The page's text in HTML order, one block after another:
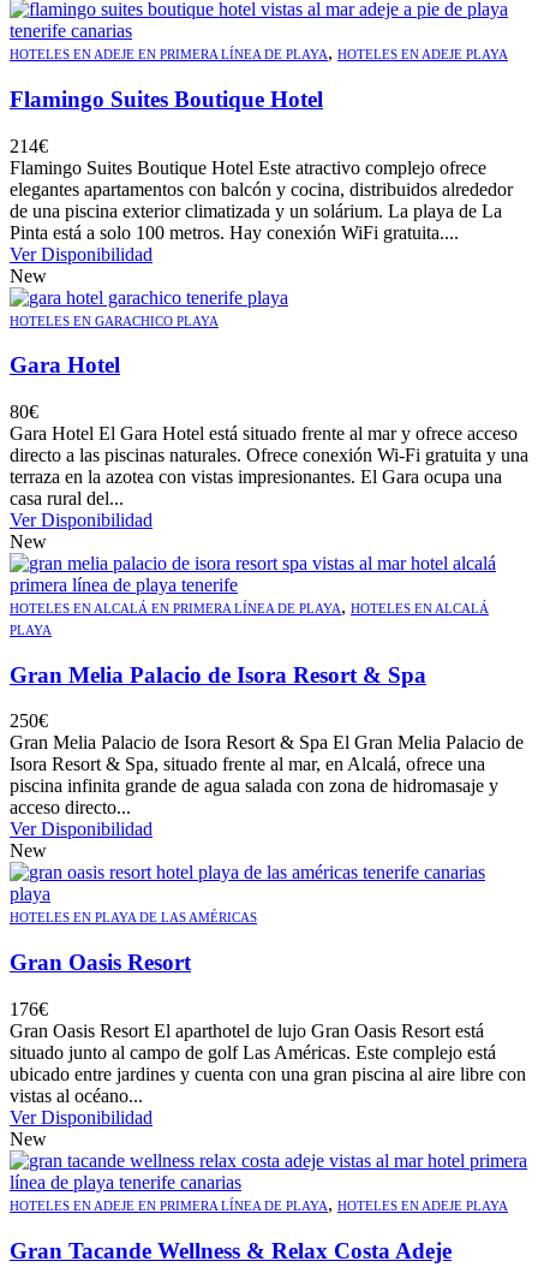
HOTELES EN ADEJE EN PRIMERA LÍNEA DE PLAYA, HOTELES EN ADEJE PLAYA
Flamingo Suites Boutique Hotel
214€
Flamingo Suites Boutique Hotel Este atractivo complejo ofrece
elegantes apartamentos con balcón y cocina, distribuidos alrededor
de una piscina exterior climatizada y un solárium. La playa de La
Pinta está a solo 100 metros. Hay conexión WiFi gratuita....
Ver Disponibilidad
New
HOTELES EN GARACHICO PLAYA
Gara Hotel
80€
Gara Hotel El Gara Hotel está situado frente al mar y ofrece acceso
directo a las piscinas naturales. Ofrece conexión Wi-Fi gratuita y una
terraza en la azotea con vistas impresionantes. El Gara ocupa una
casa rural del...
Ver Disponibilidad
New
HOTELES EN ALCALÁ EN PRIMERA LÍNEA DE PLAYA, HOTELES EN ALCALÁ
PLAYA
Gran Melia Palacio de Isora Resort & Spa
250€
Gran Melia Palacio de Isora Resort & Spa El Gran Melia Palacio de
Isora Resort & Spa, situado frente al mar, en Alcalá, ofrece una
piscina infinita grande de agua salada con zona de hidromasaje y
acceso directo...
Ver Disponibilidad
New
HOTELES EN PLAYA DE LAS AMÉRICAS
Gran Oasis Resort
176€
Gran Oasis Resort El aparthotel de lujo Gran Oasis Resort está
situado junto al campo de golf Las Américas. Este complejo está
ubicado entre jardines y cuenta con una gran piscina al aire libre con
vistas al océano...
Ver Disponibilidad
New
HOTELES EN ADEJE EN PRIMERA LÍNEA DE PLAYA, HOTELES EN ADEJE PLAYA
Gran Tacande Wellness & Relax Costa Adeje